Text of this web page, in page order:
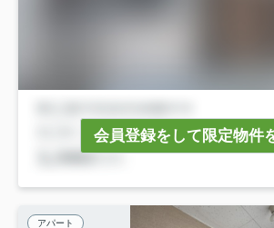
会員登録をして限定物件
アパート